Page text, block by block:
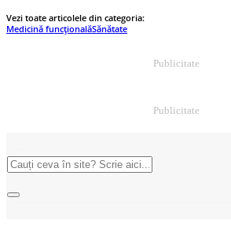
Vezi toate articolele din categoria:
Medicină funcționalăSănătate
Publicitate
Publicitate